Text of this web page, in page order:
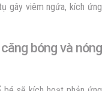
gây viêm ngứa, kích ứng
bóng và nóng